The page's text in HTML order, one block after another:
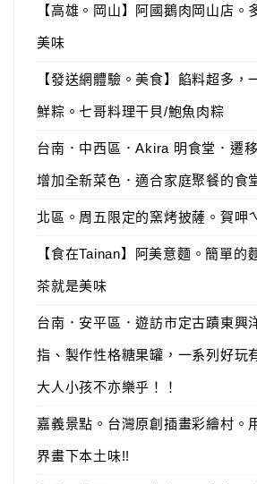
【高雄。岡山】阿國鵝肉岡山店。
美味
【發送網體驗。美食】餡料超多，
鮮粽。七哥料理干貝/鮑魚肉粽
台南．中西區．Akira 明食堂．遷
增加全新菜色．適合家庭聚餐的食
北區。周五限定的窯烤披薩。賀呷
【食在Tainan】阿美意麵。簡單的
茶就是美味
台南．安平區．遊訪市定古蹟東興
指、製作性格糖果罐，一系列好玩
大人小孩不亦樂乎！！
嘉義景點。台灣原創插畫彩繪村。
界畫下本土味!!